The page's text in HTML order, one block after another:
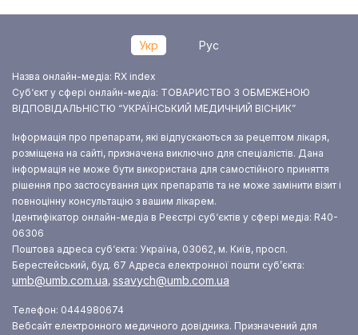
Укр Рус
Назва онлайн-медіа: RX index
Суб‘єкт у сфері онлайн-медіа: ТОВАРИСТВО З ОБМЕЖЕНОЮ
ВІДПОВІДАЛЬНІСТЮ “УКРАЇНСЬКИЙ МЕДИЧНИЙ ВІСНИК”
Інформація про препарати, які відпускаються за рецептом лікаря,
розміщена на сайті, призначена виключно для спеціалістів. Дана
інформація не може бути використана для самостійного приняття
рішення про застосування цих препаратів та не може замінити візит і
повноцінну консультацію з вашим лікарем.
Ідентифікатор онлайн-медіа в Реєстрі суб‘єктів у сфері медіа: R40-
06306
Поштова адреса суб‘єкта: Україна, 03062, м. Київ, просп.
Берестейський, буд. 67 Адреса електронної пошти суб’єкта:
umb@umb.com.ua, ssavych@umb.com.ua
Телефон: 0444980674
Вебсайт електронного медичного довідника. Призначений для